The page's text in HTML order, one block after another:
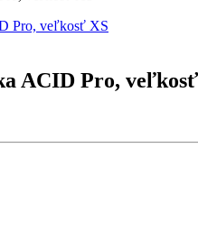
ACID Pro,